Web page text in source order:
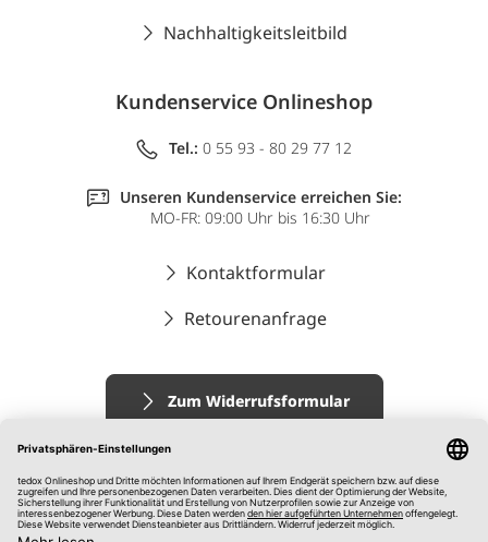
Nachhaltigkeitsleitbild
Kundenservice Onlineshop
Tel.: 0 55 93 - 80 29 77 12
Unseren Kundenservice erreichen Sie:
MO-FR: 09:00 Uhr bis 16:30 Uhr
Kontaktformular
Retourenanfrage
Zum Widerrufsformular
Impressum
AGB